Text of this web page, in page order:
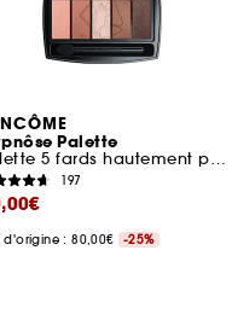
Palette
Palette 5 fards hautement pigmentés
197
d'origine : 80,00€ -25%